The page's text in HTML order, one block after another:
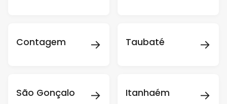
Contagem → Taubaté →
São Gonçalo → Itanhaém →